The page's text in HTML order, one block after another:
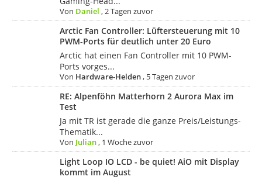
Von Daniel ,2 Tagen zuvor
Arctic Fan Controller: Lüftersteuerung mit 10
PWM-Ports für deutlich unter 20 Euro
Arctic hat einen Fan Controller mit 10 PWM-
Ports vorges...
Von Hardware-Helden, 5 Tagen zuvor
RE: Alpenföhn Matterhorn 2 Aurora Max im
Test
Ja mit TR ist gerade die ganze Preis/Leistungs-
Thematik...
Von Julian, 1 Woche zuvor
Light Loop IO LCD - be quiet! AiO mit Display
kommt im August